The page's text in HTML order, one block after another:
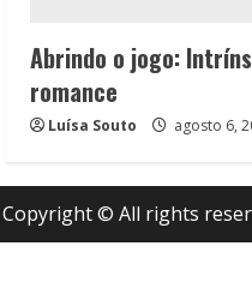
Abrindo o jogo:
romance
Luísa Souto agosto 6,
Copyright © All rights